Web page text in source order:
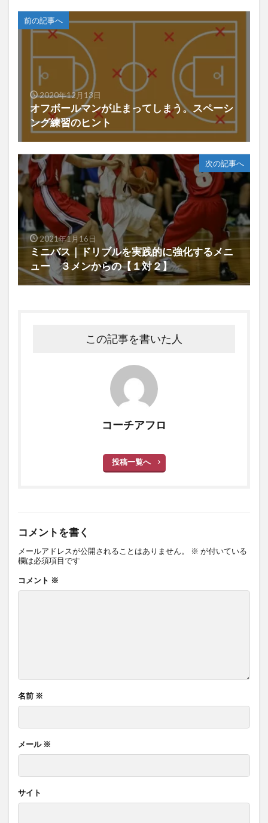
前の記事へ
2020年12月13日
オフボールマンが止まってしまう。スペーシ
ング練習のヒント
次の記事へ
2021年1月16日
ミニバス｜ドリブルを実践的に強化するメニ
ュー ３メンからの【１対２】
この記事を書いた人
コーチアフロ
投稿一覧へ
コメントを書く
メールアドレスが公開されることはありません。 ※ が付いている
欄は必須項目です
コメント ※
名前 ※
メール ※
サイト